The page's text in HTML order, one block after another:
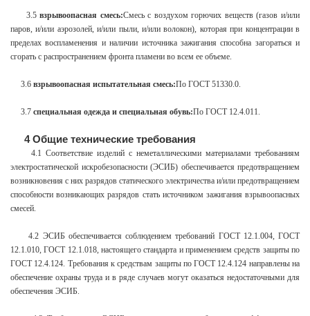
3.5взрывоопасная смесь:Смесь с воздухом горючих веществ (газов и/или
паров, и/или аэрозолей, и/или пыли, и/или волокон), которая при концентрации в
пределах воспламенения и наличии источника зажигания способна загораться и
сгорать с распространением фронта пламени во всем ее объеме.
3.6 взрывоопасная испытательная смесь:По ГОСТ 51330.0.
3.7 специальная одежда и специальная обувь:По ГОСТ 12.4.011.
4 Общие технические требования
4.1 Соответствие изделий с неметаллическими материалами требованиям
электростатической искробезопасности (ЭСИБ) обеспечивается предотвращением
возникновения с них разрядов статического электричества и/или предотвращением
способности возникающих разрядов стать источником зажигания взрывоопасных
смесей.
4.2 ЭСИБ обеспечивается соблюдением требований ГОСТ 12.1.004, ГОСТ
12.1.010, ГОСТ 12.1.018, настоящего стандарта и применением средств защиты по
ГОСТ 12.4.124. Требования к средствам защиты по ГОСТ 12.4.124 направлены на
обеспечение охраны труда и в ряде случаев могут оказаться недостаточными для
обеспечения ЭСИБ.